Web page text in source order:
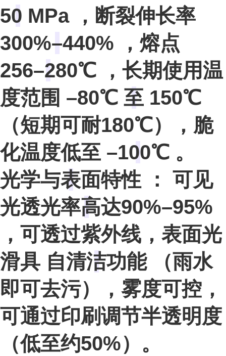
50 MPa，断裂伸长率
300%–440% ，熔点
256–280℃ ，长期使用温
度范围 –80℃ 至 150℃
（短期可耐180℃），脆
化温度低至 –100℃ 。
光学与表面特性 ： 可见
光透光率高达90%–95%
，可透过紫外线，表面光
滑具 自清洁功能（雨水
即可去污），雾度可控，
可通过印刷调节半透明度
（低至约50%）。